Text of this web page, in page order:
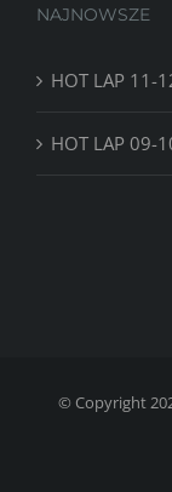
NAJNOWSZE
HOT LAP 11-
HOT LAP 09-
© Copyright